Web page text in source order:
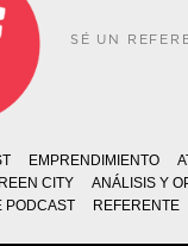
SÉ UN
EMPRENDIMIENTO
CITY
ANÁLISIS Y
PODCAST
REFERENTE